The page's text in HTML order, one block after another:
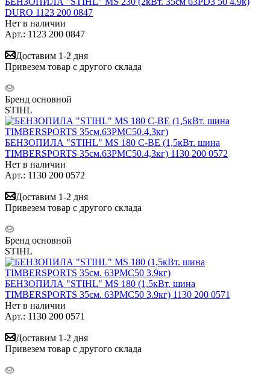
DURO 1123 200 0847
Нет в наличии
Арт.: 1123 200 0847
Доставим 1-2 дня
Привезем товар с другого склада
Бренд основной
STIHL
БЕНЗОПИЛА "STIHL" MS 180 С-BE (1,5кВт. шина
TIMBERSPORTS 35см.63PMC50.4,3кг) 1130 200 0572
Нет в наличии
Арт.: 1130 200 0572
Доставим 1-2 дня
Привезем товар с другого склада
Бренд основной
STIHL
БЕНЗОПИЛА "STIHL" MS 180 (1,5кВт. шина
TIMBERSPORTS 35см. 63PMC50 3.9кг) 1130 200 0571
Нет в наличии
Арт.: 1130 200 0571
Доставим 1-2 дня
Привезем товар с другого склада